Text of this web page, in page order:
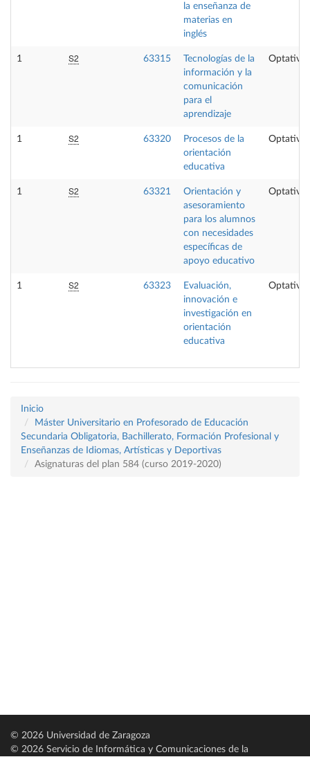
la enseñanza de
materias en
inglés
1 S2 63315
Tecnologías de la
información y la
comunicación
para el
aprendizaje
Optativa
1 S2 63320
Procesos de la
orientación
educativa
Optativa
1 S2 63321
Orientación y
asesoramiento
para los alumnos
con necesidades
específicas de
apoyo educativo
Optativa
1 S2 63323
Evaluación,
innovación e
investigación en
orientación
educativa
Optativa
Inicio
Máster Universitario en Profesorado de Educación
Secundaria Obligatoria, Bachillerato, Formación Profesional y
Enseñanzas de Idiomas, Artísticas y Deportivas
Asignaturas del plan 584 (curso 2019-2020)
© 2026 Universidad de Zaragoza
© 2026 Servicio de Informática y Comunicaciones de la